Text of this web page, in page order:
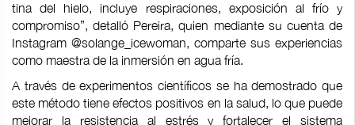
tina del hielo, incluye respiraciones, exposición al frío y
compromiso”, detalló Pereira, quien mediante su cuenta de
Instagram @solange_icewoman, comparte sus experiencias
como maestra de la inmersión en agua fría.
A través de experimentos científicos se ha demostrado que
este método tiene efectos positivos en la salud, lo que puede
mejorar la resistencia al estrés y fortalecer el sistema